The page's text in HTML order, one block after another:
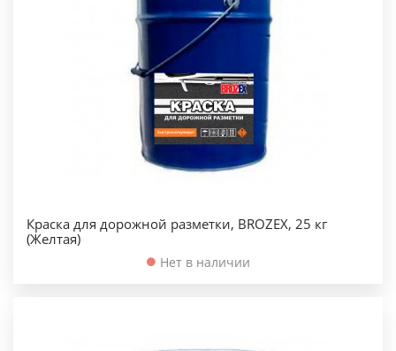
Краска для дорожной разметки, BROZEX, 25 кг
(Желтая)
Нет в наличии